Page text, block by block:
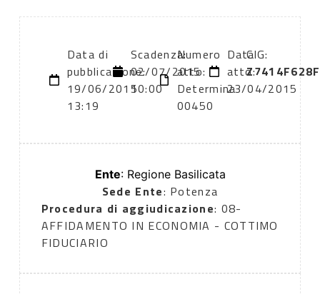
Data di
pubblicazione:
19/06/2015
13:19
Scadenza:
02/07/2015
10:00
Numero
atto:
Determina
00450
Data
atto:
23/04/2015
CIG:
Z7414F628F
Ente: Regione Basilicata
Sede Ente: Potenza
Procedura di aggiudicazione: 08-
AFFIDAMENTO IN ECONOMIA - COTTIMO
FIDUCIARIO